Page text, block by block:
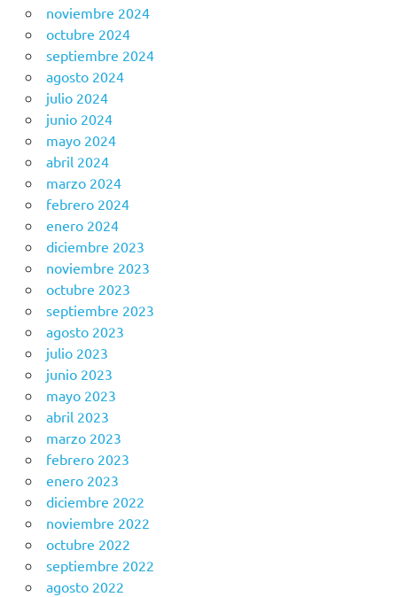
noviembre 2024
octubre 2024
septiembre 2024
agosto 2024
julio 2024
junio 2024
mayo 2024
abril 2024
marzo 2024
febrero 2024
enero 2024
diciembre 2023
noviembre 2023
octubre 2023
septiembre 2023
agosto 2023
julio 2023
junio 2023
mayo 2023
abril 2023
marzo 2023
febrero 2023
enero 2023
diciembre 2022
noviembre 2022
octubre 2022
septiembre 2022
agosto 2022